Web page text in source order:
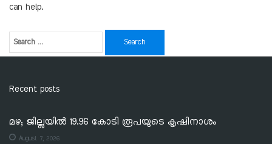
can help.
Recent posts
മഴ; ജില്ലയില്‍ 19.96 കോടി രൂപയുടെ കൃഷിനാശം
August 7, 2026